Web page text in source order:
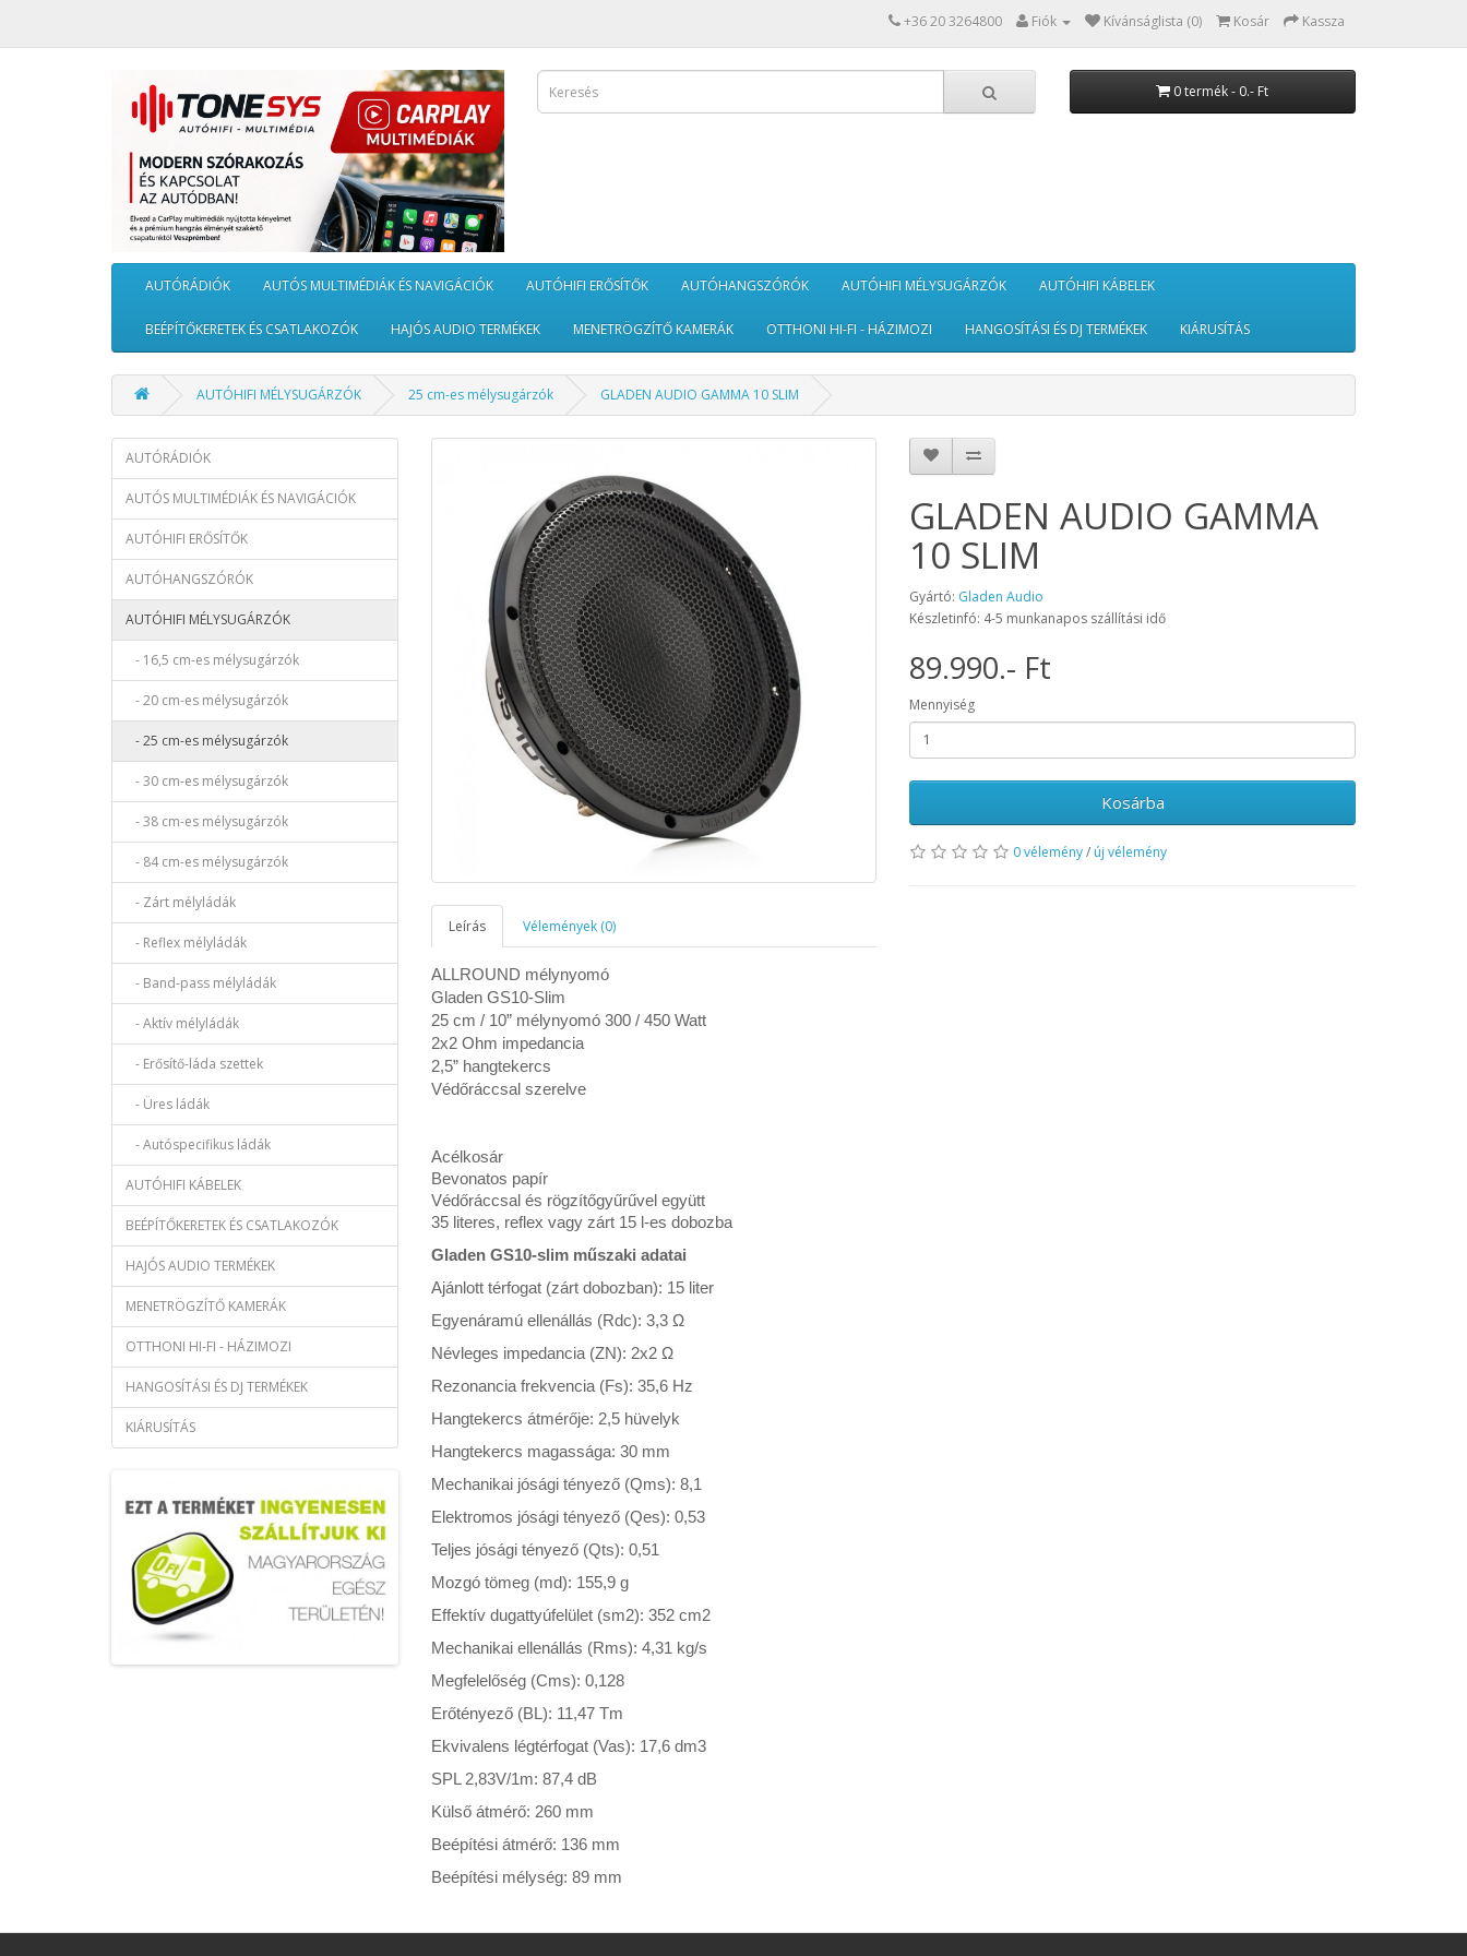
+36 20 3264800 Fiók Kívánságlista (0) Kosár Kassza
0 termék - 0.- Ft
AUTÓRÁDIÓK AUTÓS MULTIMÉDIÁK ÉS NAVIGÁCIÓK AUTÓHIFI ERŐSÍTŐK AUTÓHANGSZÓRÓK AUTÓHIFI MÉLYSUGÁRZÓK AUTÓHIFI KÁBELEK
BEÉPÍTŐKERETEK ÉS CSATLAKOZÓK HAJÓS AUDIO TERMÉKEK MENETRÖGZÍTŐ KAMERÁK OTTHONI HI-FI - HÁZIMOZI HANGOSÍTÁSI ÉS DJ TERMÉKEK KIÁRUSÍTÁS
AUTÓHIFI MÉLYSUGÁRZÓK 25 cm-es mélysugárzók GLADEN AUDIO GAMMA 10 SLIM
AUTÓRÁDIÓK
AUTÓS MULTIMÉDIÁK ÉS NAVIGÁCIÓK
AUTÓHIFI ERŐSÍTŐK
AUTÓHANGSZÓRÓK
AUTÓHIFI MÉLYSUGÁRZÓK
- 16,5 cm-es mélysugárzók
- 20 cm-es mélysugárzók
- 25 cm-es mélysugárzók
- 30 cm-es mélysugárzók
- 38 cm-es mélysugárzók
- 84 cm-es mélysugárzók
- Zárt mélyládák
- Reflex mélyládák
- Band-pass mélyládák
- Aktív mélyládák
- Erősítő-láda szettek
- Üres ládák
- Autóspecifikus ládák
AUTÓHIFI KÁBELEK
BEÉPÍTŐKERETEK ÉS CSATLAKOZÓK
HAJÓS AUDIO TERMÉKEK
MENETRÖGZÍTŐ KAMERÁK
OTTHONI HI-FI - HÁZIMOZI
HANGOSÍTÁSI ÉS DJ TERMÉKEK
KIÁRUSÍTÁS
Leírás Vélemények (0)
ALLROUND mélynyomó
Gladen GS10-Slim
25 cm / 10” mélynyomó 300 / 450 Watt
2x2 Ohm impedancia
2,5” hangtekercs
Védőráccsal szerelve
Acélkosár
Bevonatos papír
Védőráccsal és rögzítőgyűrűvel együtt
35 literes, reflex vagy zárt 15 l-es dobozba
Gladen GS10-slim műszaki adatai
Ajánlott térfogat (zárt dobozban): 15 liter
Egyenáramú ellenállás (Rdc): 3,3 Ω
Névleges impedancia (ZN): 2x2 Ω
Rezonancia frekvencia (Fs): 35,6 Hz
Hangtekercs átmérője: 2,5 hüvelyk
Hangtekercs magassága: 30 mm
Mechanikai jósági tényező (Qms): 8,1
Elektromos jósági tényező (Qes): 0,53
Teljes jósági tényező (Qts): 0,51
Mozgó tömeg (md): 155,9 g
Effektív dugattyúfelület (sm2): 352 cm2
Mechanikai ellenállás (Rms): 4,31 kg/s
Megfelelőség (Cms): 0,128
Erőtényező (BL): 11,47 Tm
Ekvivalens légtérfogat (Vas): 17,6 dm3
SPL 2,83V/1m: 87,4 dB
Külső átmérő: 260 mm
Beépítési átmérő: 136 mm
Beépítési mélység: 89 mm
GLADEN AUDIO GAMMA
10 SLIM
Gyártó: Gladen Audio
Készletinfó: 4-5 munkanapos szállítási idő
89.990.- Ft
Mennyiség
Kosárba
0 vélemény/ új vélemény